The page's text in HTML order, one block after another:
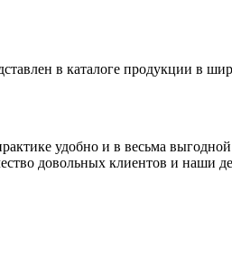
в каталоге продукции в
удобно и в весьма
довольных клиентов и наши